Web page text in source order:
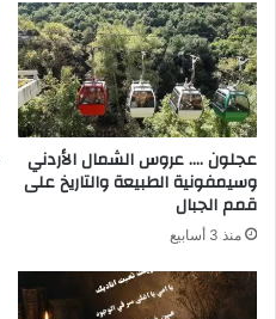
عجلون …. عروس الشمال الأردني
وسيمفونية الطبيعة والتاريخ على
قمم الجبال
منذ 3 أسابيع